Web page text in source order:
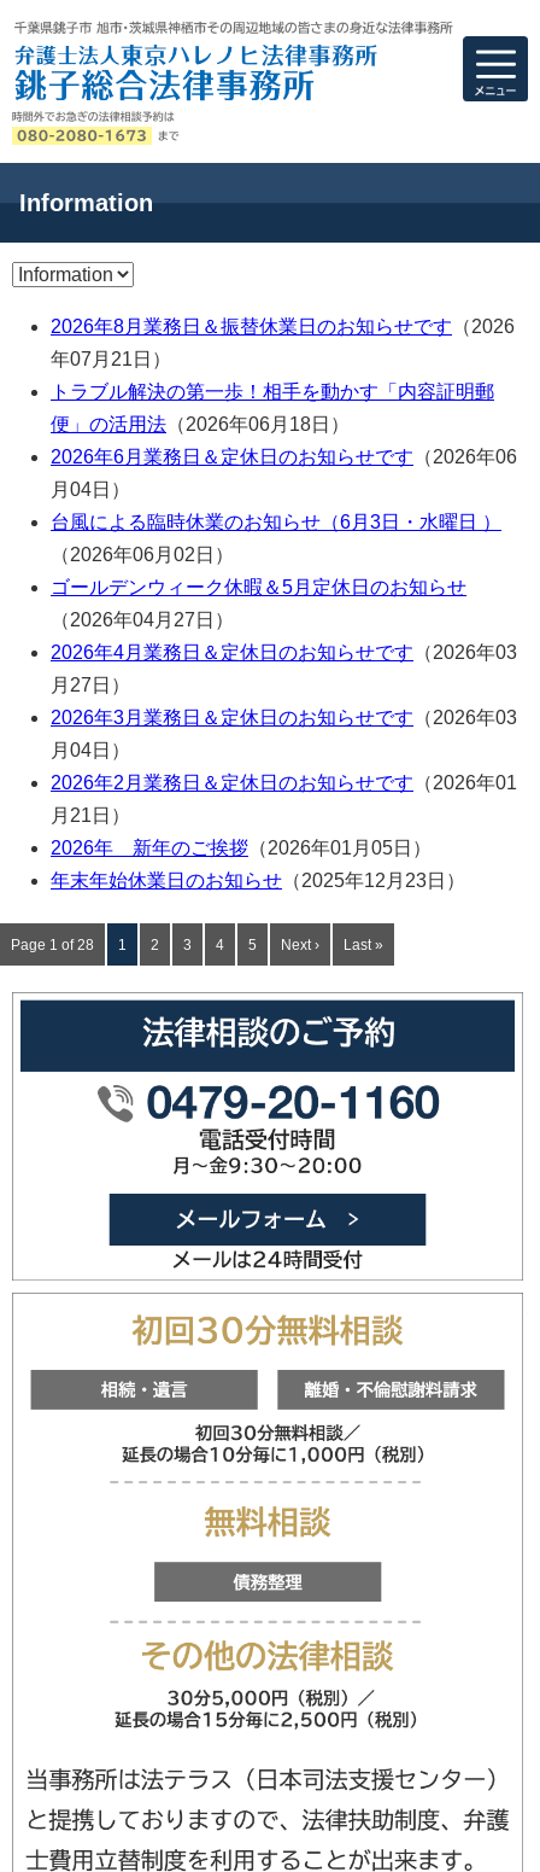
弁護士法人東京
Information
2026年8月業務日＆振替休業日のお知らせです （2026
年07月21日）
トラブル解決の第一歩！相手を動かす「内容証明郵
便」の活用法 （2026年06月18日）
2026年6月業務日＆定休日のお知らせです （2026年06
月04日）
台風による臨時休業のお知らせ（6月3日・水曜日 ）
（2026年06月02日）
ゴールデンウィーク休暇＆5月定休日のお知らせ
（2026年04月27日）
2026年4月業務日＆定休日のお知らせです （2026年03
月27日）
2026年3月業務日＆定休日のお知らせです （2026年03
月04日）
2026年2月業務日＆定休日のお知らせです （2026年01
月21日）
2026年 新年のご挨拶 （2026年01月05日）
年末年始休業日のお知らせ （2025年12月23日）
Page 1 of 28 1 2 3 4 5 Next › Last »